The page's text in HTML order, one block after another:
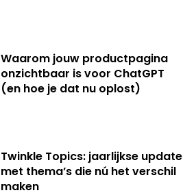
Waarom jouw productpagina
onzichtbaar is voor ChatGPT
(en hoe je dat nu oplost)
Twinkle Topics: jaarlijkse update
met thema’s die nú het verschil
maken